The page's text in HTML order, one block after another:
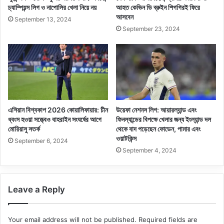
চ্যাম্পিয়ন্স লিগ ও নাপোলির খেলা নিয়ে নয়
September 13, 2024
আহত কেভিন ডি ব্রুইন শিগগিরই ফিরে
আসবেন
September 23, 2024
এশিয়ান বিশ্বকাপ 2026 কোয়ালিফায়ার: চীন
ধ্বংস হওয়া সত্ত্বেও বাহরাইন সংঘর্ষের আগে
মোরিয়াসু সতর্ক
September 6, 2024
উয়েফা নেশনস লিগ: আয়ারল্যান্ড এবং
ফিনল্যান্ডের বিপক্ষে খেলার জন্য ইংল্যান্ড দল
থেকে বাদ পড়েছেন ফোডেন, পামার এবং
ওয়াটকিন্স
September 4, 2024
Leave a Reply
Your email address will not be published. Required fields are